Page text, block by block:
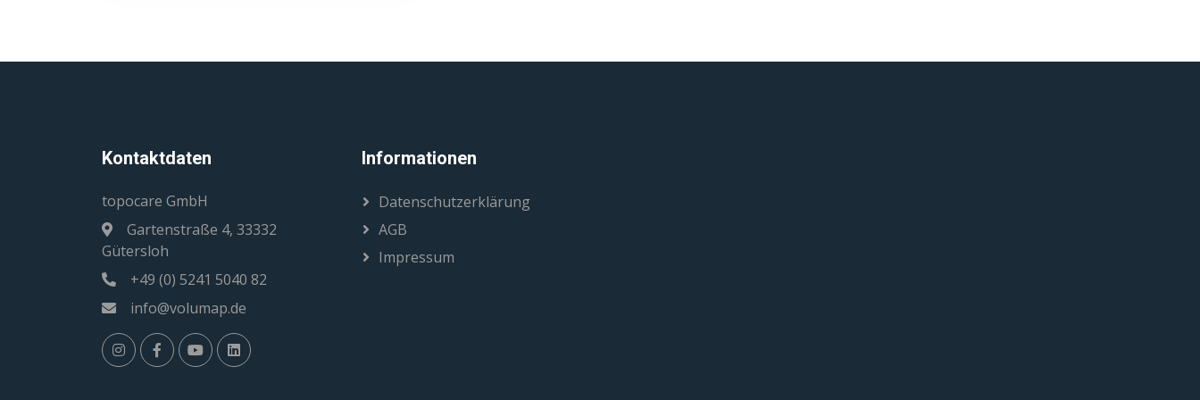
Kontaktdaten
topocare GmbH
Gartenstraße 4, 33332
Gütersloh
+49 (0) 5241 5040 82
info@volumap.de
Informationen
Datenschutzerklärung
AGB
Impressum